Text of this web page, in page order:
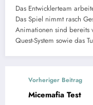
Das Entwicklerteam
Das Spiel nimmt rasch
Animationen sind bereits
Quest-System sowie das
Vorheriger Beitrag
Micemafia Test